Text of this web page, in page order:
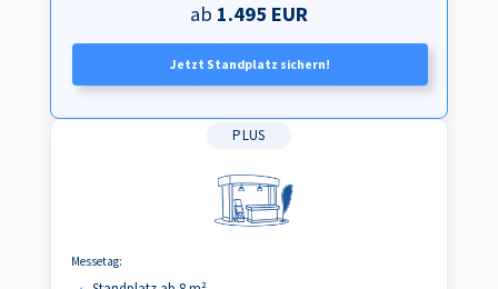
ab 1.495 EUR
Jetzt Standplatz sichern!
PLUS
Messetag: